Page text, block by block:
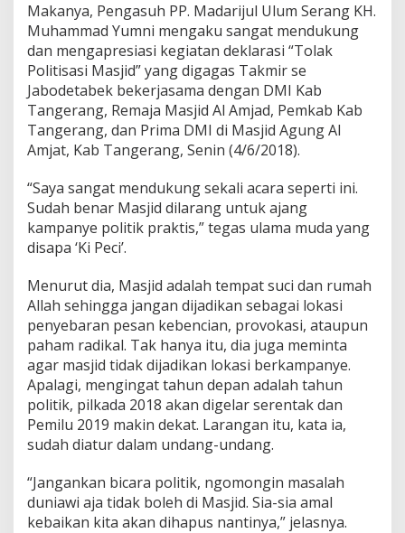
I
b
a
d
a
h
D
e
k
a
k
a
n
i
k
e
A
l
l
a
h
B
u
k
n
T
e
Makanya, Pengasuh PP. Madarijul Ulum Serang KH.
Muhammad Yumni mengaku sangat mendukung
dan mengapresiasi kegiatan deklarasi “Tolak
Politisasi Masjid” yang digagas Takmir se
Jabodetabek bekerjasama dengan DMI Kab
Tangerang, Remaja Masjid Al Amjad, Pemkab Kab
Tangerang, dan Prima DMI di Masjid Agung Al
Amjat, Kab Tangerang, Senin (4/6/2018).
“Saya sangat mendukung sekali acara seperti ini.
Sudah benar Masjid dilarang untuk ajang
kampanye politik praktis,” tegas ulama muda yang
disapa ‘Ki Peci’.
Menurut dia, Masjid adalah tempat suci dan rumah
Allah sehingga jangan dijadikan sebagai lokasi
penyebaran pesan kebencian, provokasi, ataupun
paham radikal. Tak hanya itu, dia juga meminta
agar masjid tidak dijadikan lokasi berkampanye.
Apalagi, mengingat tahun depan adalah tahun
politik, pilkada 2018 akan digelar serentak dan
Pemilu 2019 makin dekat. Larangan itu, kata ia,
sudah diatur dalam undang-undang.
“Jangankan bicara politik, ngomongin masalah
duniawi aja tidak boleh di Masjid. Sia-sia amal
kebaikan kita akan dihapus nantinya,” jelasnya.